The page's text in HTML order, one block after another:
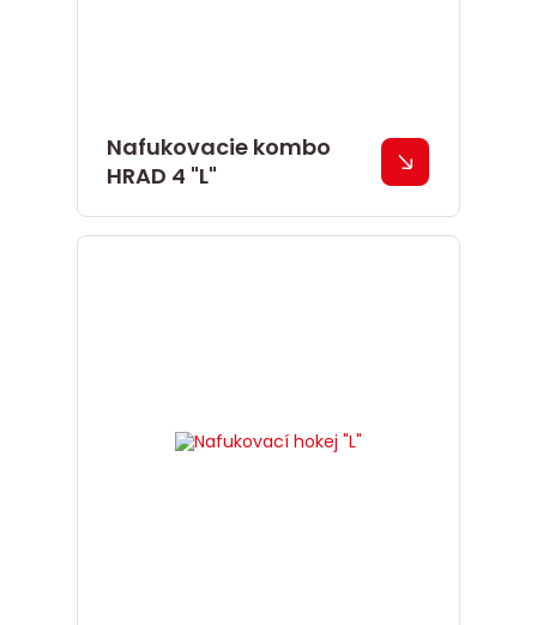
Nafukovacie kombo
HRAD 4 "L"